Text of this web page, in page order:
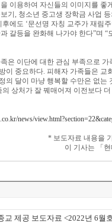
이용하여 자신들의 이미지를 좋
기 , 청소년 중고생 장학금 사업
후에도 ‘문선명 자칭 교주가 재림주
갈등을 완화해 나가야 한다”며 “
은 이단에 대한 관심 부족으로
이 중요하다. 피해자 가족들은 교
의 달이 마냥 행복할 수만은 없는
의 상처가 잘 꿰매어져 이전보다
news/
* 보도자료 내용을
이 기사는
「
교 제공 보도자료 <2022년 6월